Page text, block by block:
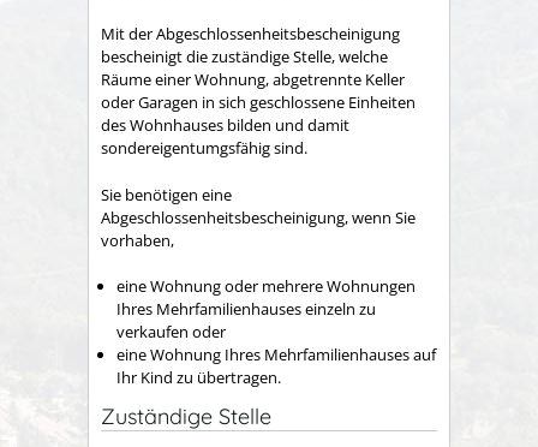
Mit der Abgeschlossenheitsbescheinigung
bescheinigt die zuständige Stelle, welche
Räume einer Wohnung, abgetrennte Keller
oder Garagen in sich geschlossene Einheiten
des Wohnhauses bilden und damit
sondereigentumgsfähig sind.
Sie benötigen eine
Abgeschlossenheitsbescheinigung, wenn Sie
vorhaben,
eine Wohnung oder mehrere Wohnungen
Ihres Mehrfamilienhauses einzeln zu
verkaufen oder
eine Wohnung Ihres Mehrfamilienhauses auf
Ihr Kind zu übertragen.
Zuständige Stelle